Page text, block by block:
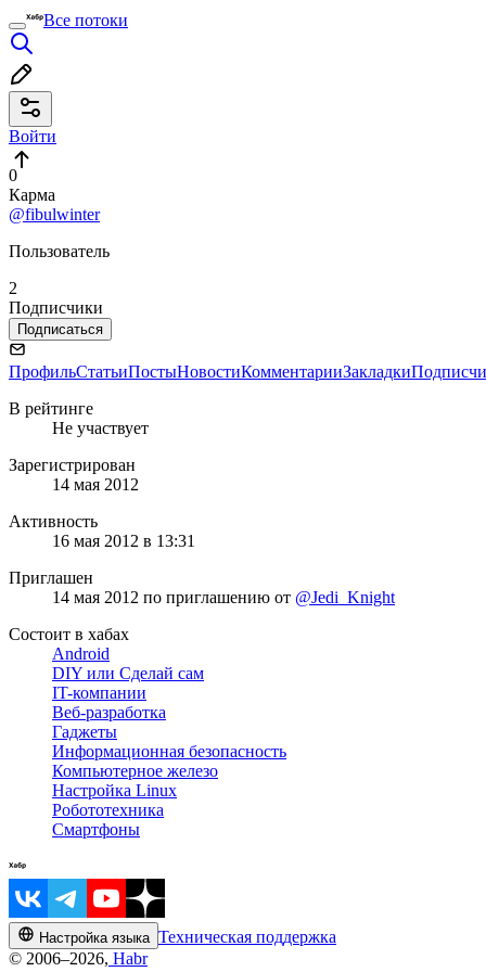
Все потоки
Войти
0
Карма
@fibulwinter
Пользователь
2
Подписчики
Подписаться
ПрофильСтатьиПостыНовостиКомментарииЗакладки
В рейтинге
Не участвует
Зарегистрирован
14 мая 2012
Активность
16 мая 2012 в 13:31
Приглашен
14 мая 2012 по приглашению от @Jedi_Knight
Состоит в хабах
Android
DIY или Сделай сам
IT-компании
Веб-разработка
Гаджеты
Информационная безопасность
Компьютерное железо
Настройка Linux
Робототехника
Смартфоны
Настройка языка Техническая поддержка
© 2006–2026, Habr